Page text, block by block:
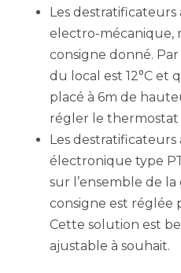
Les
electro-mécanique,
consigne donné.
du local est 12°C et
placé à 6m de
régler le thermostat
Les
électronique type
sur l’ensemble de
consigne est réglée
Cette solution est
ajustable à souhait.